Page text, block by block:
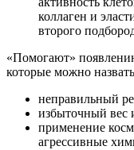
коллаген и
второго
«Помогают»
которые можно
неправильный
избыточный вес
применение
агрессивные